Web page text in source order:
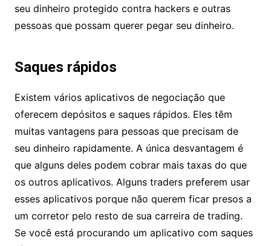
seu dinheiro protegido contra hackers e outras
pessoas que possam querer pegar seu dinheiro.
Saques rápidos
Existem vários aplicativos de negociação que
oferecem depósitos e saques rápidos. Eles têm
muitas vantagens para pessoas que precisam de
seu dinheiro rapidamente. A única desvantagem é
que alguns deles podem cobrar mais taxas do que
os outros aplicativos. Alguns traders preferem usar
esses aplicativos porque não querem ficar presos a
um corretor pelo resto de sua carreira de trading.
Se você está procurando um aplicativo com saques